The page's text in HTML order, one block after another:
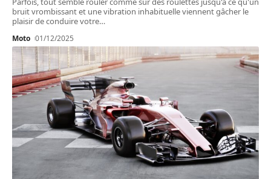
bruit vrombissant et une vibration inhabituelle viennent gâcher le
plaisir de conduire votre…
Moto 01/12/2025